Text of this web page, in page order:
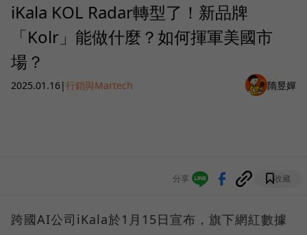
iKala KOL Radar轉型了！新品牌
「Kolr」能做什麼？如何揮軍美國市
場？
2025.01.16|行銷與Martech 隋昱嬋
分享 收藏
跨國AI公司iKala於1月15日宣布，旗下網紅數據